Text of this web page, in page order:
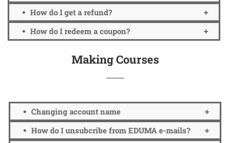
How do I get a refund?
How do I redeem a coupon?
Making Courses
Changing account name
How do I unsubcribe from EDUMA e-mails?